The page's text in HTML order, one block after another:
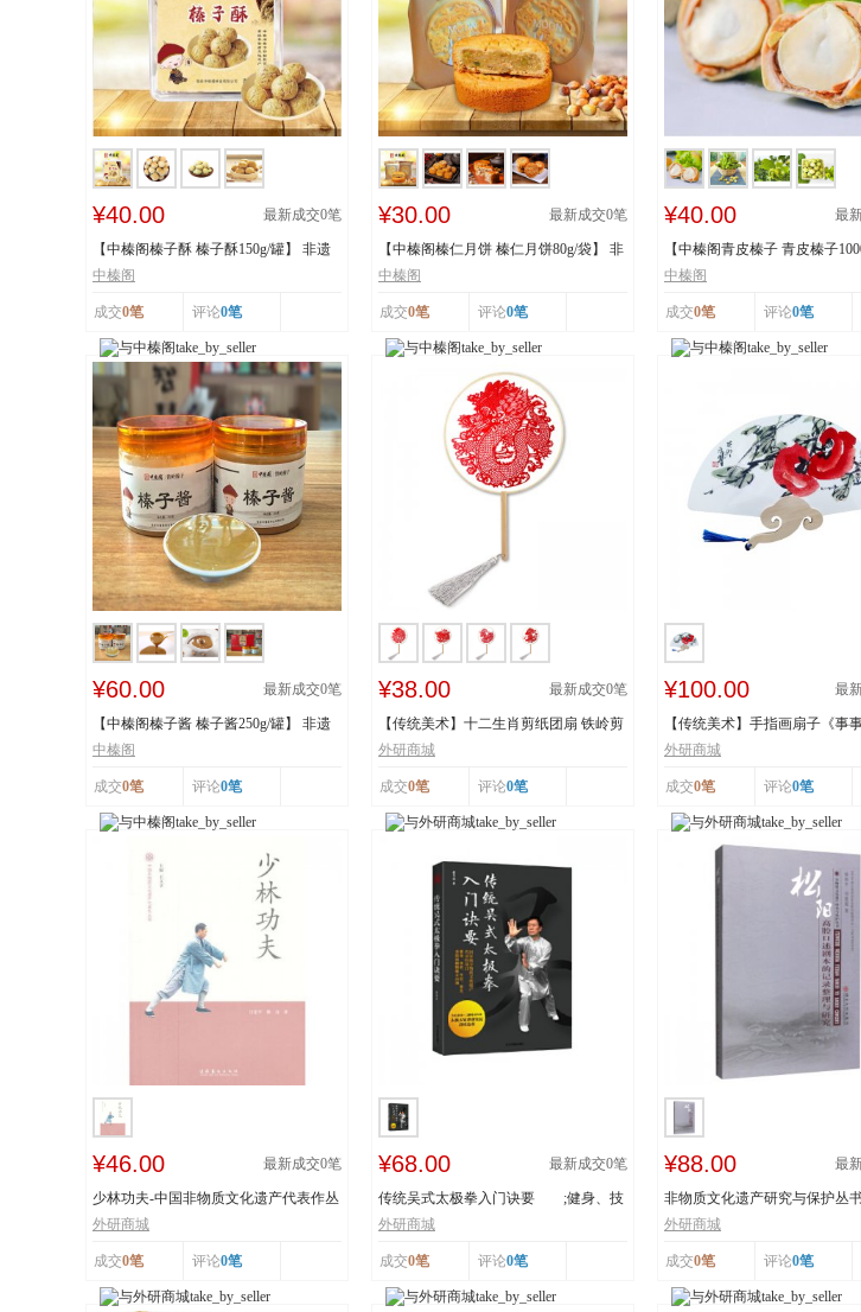
¥40.00 最新成交0笔
【中榛阁榛子酥 榛子酥150g/罐】 非遗
工艺 榛香浓...
中榛阁
成交0笔 评论0笔
¥30.00 最新成交0笔
【中榛阁榛仁月饼 榛仁月饼80g/袋】 非
遗工艺 榛香...
中榛阁
成交0笔 评论0笔
¥40.00 最
【中榛阁青皮榛子 青皮榛子
非遗工艺 清...
中榛阁
成交0笔 评论0笔
¥60.00 最新成交0笔
【中榛阁榛子酱 榛子酱250g/罐】 非遗
工艺 榛香浓...
中榛阁
成交0笔 评论0笔
¥38.00 最新成交0笔
【传统美术】十二生肖剪纸团扇 铁岭剪
纸 市级非物...
外研商城
成交0笔 评论0笔
¥100.00 最
【传统美术】手指画扇子《事
辽宁省级非物...
外研商城
成交0笔 评论0笔
¥46.00 最新成交0笔
少林功夫-中国非物质文化遗产代表作丛
书
外研商城
成交0笔 评论0笔
¥68.00 最新成交0笔
传统吴式太极拳入门诀要 ;健身、技
击、穴位、意...
外研商城
成交0笔 评论0笔
¥88.00 最
非物质文化遗产研究与保护丛
腔口述剧本的...
外研商城
成交0笔 评论0笔